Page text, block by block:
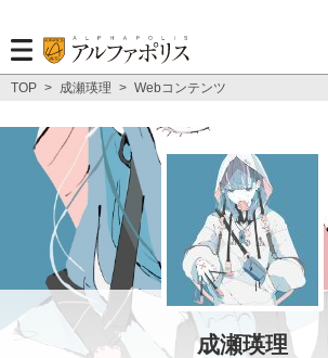
TOP > 成瀬瑛理 > Webコンテンツ
成瀬瑛理